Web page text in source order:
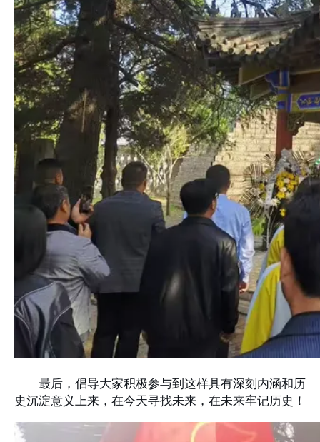
最后，倡导大家积极参与到这样具有深刻内涵和历
史沉淀意义上来，在今天寻找未来，在未来牢记历史！